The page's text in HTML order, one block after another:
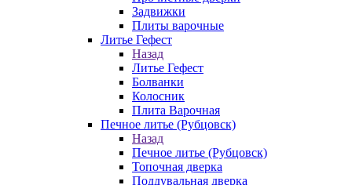
Задвижки
Плиты варочные
Литье Гефест
Назад
Литье Гефест
Болванки
Колосник
Плита Варочная
Печное литье (Рубцовск)
Назад
Печное литье (Рубцовск)
Топочная дверка
Поддувальная дверка